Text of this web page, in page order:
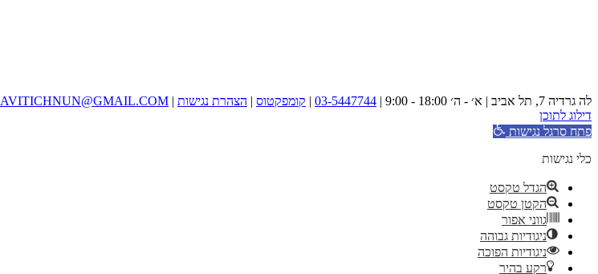
לה גרדיה 7, תל אביב | א׳ - ה׳ 18:00 - 9:00 | 03-5447744
| קומפקטוס | הצהרת נגישות |
AVITICHNUN@GMAIL.COM
דילוג לתוכן
פתח סרגל נגישות
כלי נגישות
הגדל טקסט
הקטן טקסט
גווני אפור
ניגודיות גבוהה
ניגודיות הפוכה
רקע בהיר